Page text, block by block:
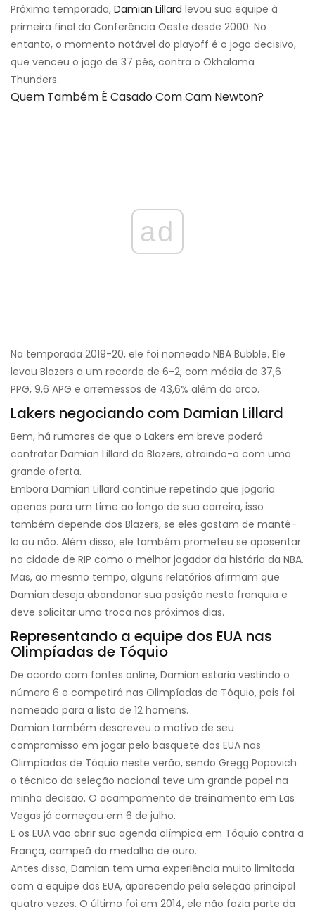
Próxima temporada, Damian Lillard levou sua equipe à
primeira final da Conferência Oeste desde 2000. No
entanto, o momento notável do playoff é o jogo decisivo,
que venceu o jogo de 37 pés, contra o Okhalama
Thunders.
Quem Também É Casado Com Cam Newton?
ad
Na temporada 2019-20, ele foi nomeado NBA Bubble. Ele
levou Blazers a um recorde de 6-2, com média de 37,6
PPG, 9,6 APG e arremessos de 43,6% além do arco.
Lakers negociando com Damian Lillard
Bem, há rumores de que o Lakers em breve poderá
contratar Damian Lillard do Blazers, atraindo-o com uma
grande oferta.
Embora Damian Lillard continue repetindo que jogaria
apenas para um time ao longo de sua carreira, isso
também depende dos Blazers, se eles gostam de mantê-
lo ou não. Além disso, ele também prometeu se aposentar
na cidade de RIP como o melhor jogador da história da NBA.
Mas, ao mesmo tempo, alguns relatórios afirmam que
Damian deseja abandonar sua posição nesta franquia e
deve solicitar uma troca nos próximos dias.
Representando a equipe dos EUA nas
Olimpíadas de Tóquio
De acordo com fontes online, Damian estaria vestindo o
número 6 e competirá nas Olimpíadas de Tóquio, pois foi
nomeado para a lista de 12 homens.
Damian também descreveu o motivo de seu
compromisso em jogar pelo basquete dos EUA nas
Olimpíadas de Tóquio neste verão, sendo Gregg Popovich
o técnico da seleção nacional teve um grande papel na
minha decisão. O acampamento de treinamento em Las
Vegas já começou em 6 de julho.
E os EUA vão abrir sua agenda olímpica em Tóquio contra a
França, campeã da medalha de ouro.
Antes disso, Damian tem uma experiência muito limitada
com a equipe dos EUA, aparecendo pela seleção principal
quatro vezes. O último foi em 2014, ele não fazia parte da